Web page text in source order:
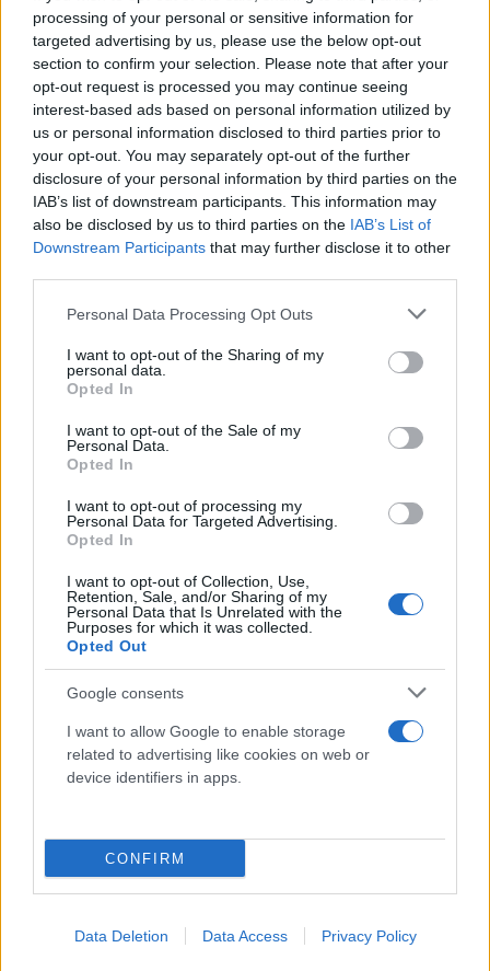
processing of your personal or sensitive information for
targeted advertising by us, please use the below opt-out
section to confirm your selection. Please note that after your
opt-out request is processed you may continue seeing
interest-based ads based on personal information utilized by
us or personal information disclosed to third parties prior to
your opt-out. You may separately opt-out of the further
disclosure of your personal information by third parties on the
IAB’s list of downstream participants. This information may
also be disclosed by us to third parties on the IAB’s List of
Downstream Participants that may further disclose it to other
Please note that this website/app uses one or more Google
not limited to your visit or usage behaviour. You may click to
grant or deny consent to Google and its third-party tags to
use your data for below specified purposes in below Google
consent section.
Personal Data Processing Opt Outs
I want to opt-out of the Sharing of my
personal data.
Opted In
I want to opt-out of the Sale of my
Personal Data.
Opted In
I want to opt-out of processing my
Personal Data for Targeted Advertising.
Opted In
I want to opt-out of Collection, Use,
Retention, Sale, and/or Sharing of my
Personal Data that Is Unrelated with the
Purposes for which it was collected.
Opted Out
Google consents
I want to allow Google to enable storage
related to advertising like cookies on web or
device identifiers in apps.
CONFIRM
Data Deletion Data Access Privacy Policy
Στο πλαίσιο των ερευνών συνολικά βρέθηκαν και
κατασχέθηκαν:
λειτουργούσαν ως κεντρική μονάδα ελέγχου
και διαχείρισης (server),
330 ευρώ, μέρος των οποίων βρέθηκε στη
υπόλοιπα από το ταμείο του
καταστήματος, ως προερχόμενα από τη